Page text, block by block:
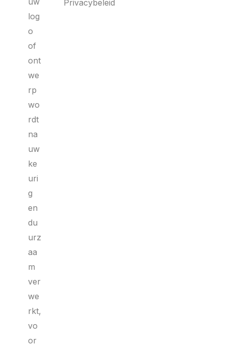
log
o
of
ont
we
rp
wo
rdt
na
uw
ke
uri
g
en
du
urz
aa
m
ver
we
rkt,
vo
or
Privacybeleid